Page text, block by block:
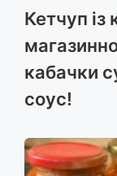
Кетчуп із
кабачки
соус!